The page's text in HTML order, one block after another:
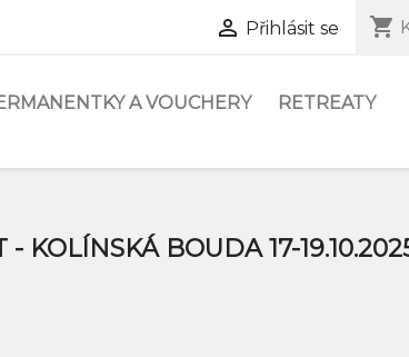
 Přihlásit se shopping_cart
A VOUCHERY RETREATY
- KOLÍNSKÁ BOUDA 17-